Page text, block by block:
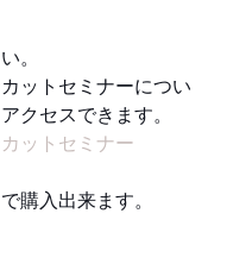
。
ットセミナーについ
クセスできます。
ットセミナー
購入出来ます。